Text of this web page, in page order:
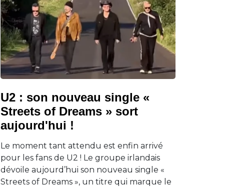
U2 : son nouveau single «
Streets of Dreams » sort
aujourd'hui !
Le moment tant attendu est enfin arrivé
pour les fans de U2 ! Le groupe irlandais
dévoile aujourd’hui son nouveau single «
Streets of Dreams », un titre qui marque le